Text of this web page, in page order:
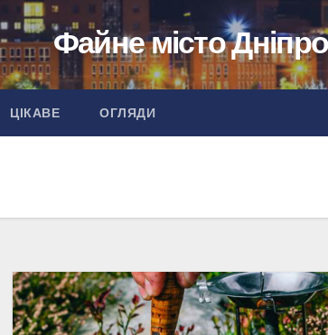
Файне місто Дніпро
ЦІКАВЕ ОГЛЯДИ